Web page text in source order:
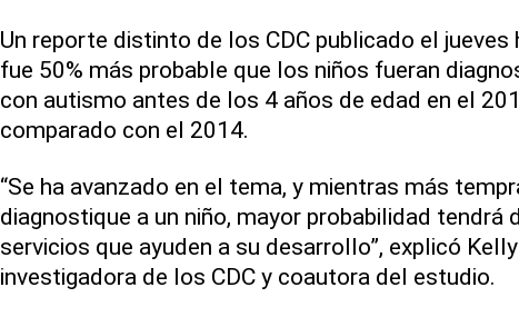
Un reporte distinto de los CDC publicado el jueves
fue 50% más probable que los niños fueran
con autismo antes de los 4 años de edad en el
comparado con el 2014.
“Se ha avanzado en el tema, y mientras más
diagnostique a un niño, mayor probabilidad tendrá
servicios que ayuden a su desarrollo”, explicó
investigadora de los CDC y coautora del estudio.